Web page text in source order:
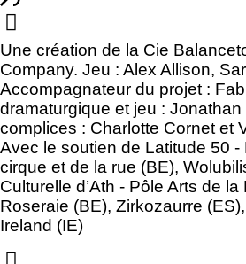
Une création de la Cie
Company. Jeu : Alex Allison,
Accompagnateur du projet :
dramaturgique et jeu :
complices : Charlotte Cornet et
Avec le soutien de Latitude 50 -
cirque et de la rue (BE),
Culturelle d’Ath - Pôle Arts de la
Roseraie (BE), Zirkozaurre
Ireland (IE)